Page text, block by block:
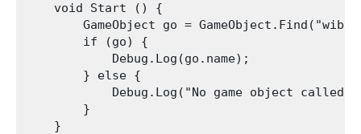
    void Start () {
GameObject go =
        if (go) {
            Debug.Log(go.name);
        } else {
Debug.Log("No game object called
        }
    }